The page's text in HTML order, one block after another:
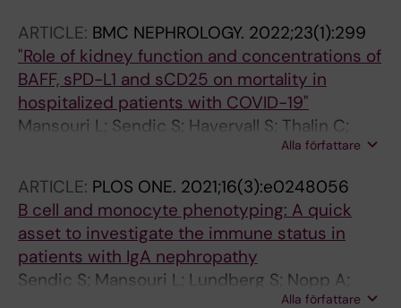
ARTICLE: BMC NEPHROLOGY. 2022;23(1):299
"Role of kidney function and concentrations of
BAFF, sPD-L1 and sCD25 on mortality in
hospitalized patients with COVID-19"
Mansouri L; Sendic S; Havervall S; Thalin C;
Alla författare
ARTICLE: PLOS ONE. 2021;16(3):e0248056
B cell and monocyte phenotyping: A quick
asset to investigate the immune status in
patients with IgA nephropathy
Sendic S; Mansouri L; Lundberg S; Nopp A;
Alla författare